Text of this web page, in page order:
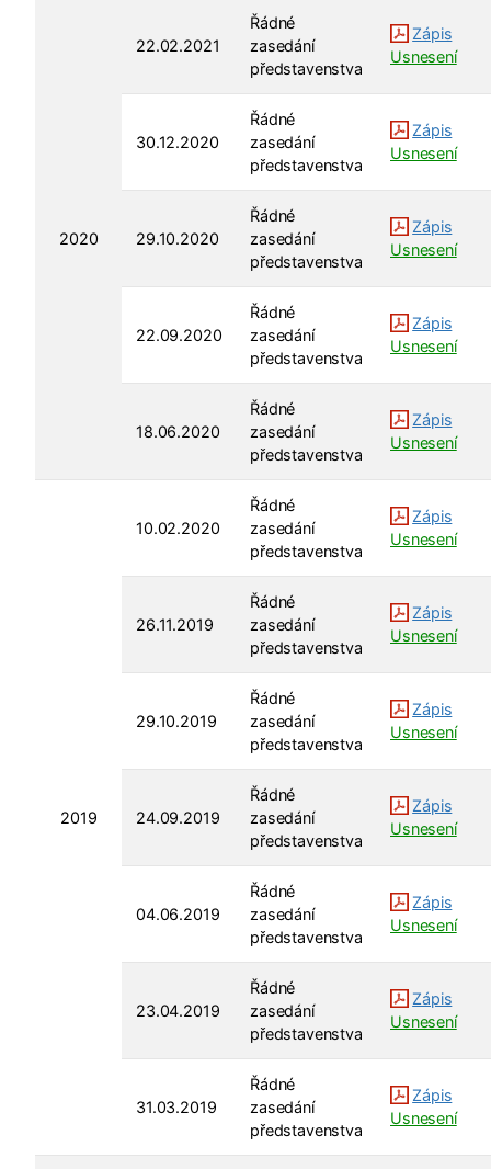
2020
22.02.2021
Řádné
zasedání
představenstva
Zápis
Usnesení
30.12.2020
Řádné
zasedání
představenstva
Zápis
Usnesení
29.10.2020
Řádné
zasedání
představenstva
Zápis
Usnesení
22.09.2020
Řádné
zasedání
představenstva
Zápis
Usnesení
18.06.2020
Řádné
zasedání
představenstva
Zápis
Usnesení
2019
10.02.2020
Řádné
zasedání
představenstva
Zápis
Usnesení
26.11.2019
Řádné
zasedání
představenstva
Zápis
Usnesení
29.10.2019
Řádné
zasedání
představenstva
Zápis
Usnesení
24.09.2019
Řádné
zasedání
představenstva
Zápis
Usnesení
04.06.2019
Řádné
zasedání
představenstva
Zápis
Usnesení
23.04.2019
Řádné
zasedání
představenstva
Zápis
Usnesení
31.03.2019
Řádné
zasedání
představenstva
Zápis
Usnesení